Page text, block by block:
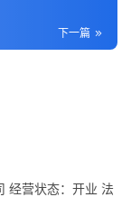
下一篇
经营状态：开业 法